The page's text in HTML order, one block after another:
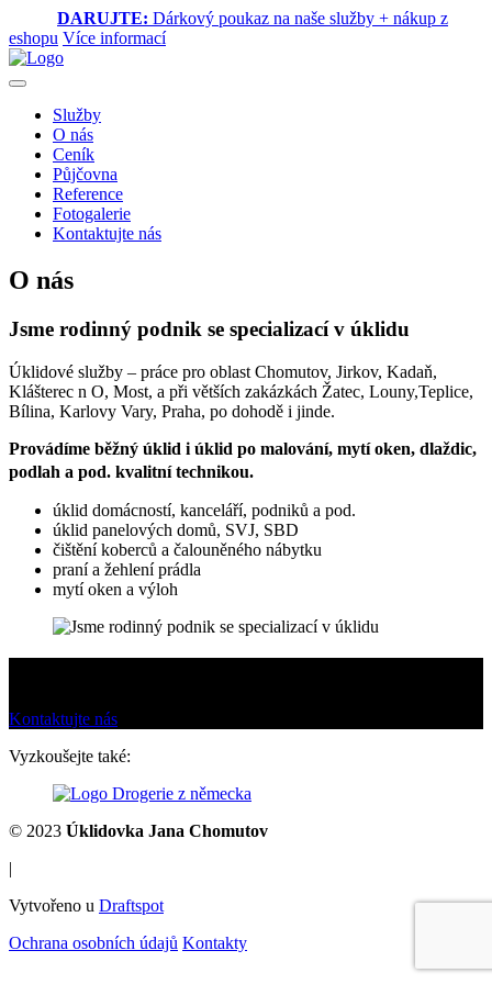
DARUJTE: Dárkový poukaz na naše služby + nákup z
eshopu Více informací
Služby
O nás
Ceník
Půjčovna
Reference
Fotogalerie
Kontaktujte nás
O nás
Jsme rodinný podnik se specializací v úklidu
Úklidové služby – práce pro oblast Chomutov, Jirkov, Kadaň,
Klášterec n O, Most, a při větších zakázkách Žatec, Louny,Teplice,
Bílina, Karlovy Vary, Praha, po dohodě i jinde.
Provádíme běžný úklid i úklid po malování, mytí oken, dlaždic,
podlah a pod. kvalitní technikou.
úklid domácností, kanceláří, podniků a pod.
úklid panelových domů, SVJ, SBD
čištění koberců a čalouněného nábytku
praní a žehlení prádla
mytí oken a výloh
Kontaktujte nás
Vyzkoušejte také:
© 2023 Úklidovka Jana Chomutov
|
Vytvořeno u Draftspot
Ochrana osobních údajů Kontakty